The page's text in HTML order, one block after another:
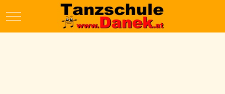
Mobile Menu Toggle